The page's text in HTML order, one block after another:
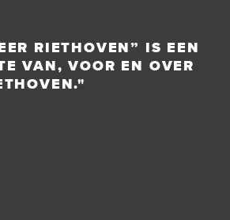
RIETHOVEN” IS EEN
VAN, VOOR EN OVER